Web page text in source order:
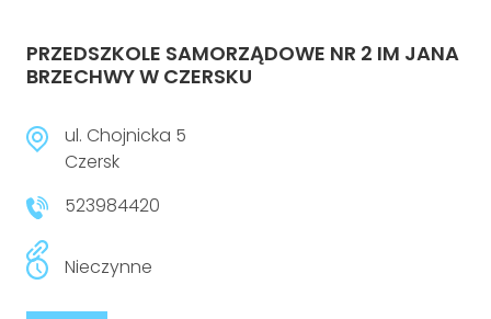
PRZEDSZKOLE SAMORZĄDOWE NR 2 IM JANA
BRZECHWY W CZERSKU
ul. Chojnicka 5
Czersk
523984420
Nieczynne